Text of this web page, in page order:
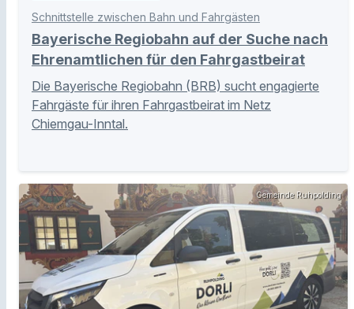
Schnittstelle zwischen Bahn und Fahrgästen
Bayerische Regiobahn auf der Suche nach
Ehrenamtlichen für den Fahrgastbeirat
Die Bayerische Regiobahn (BRB) sucht engagierte
Fahrgäste für ihren Fahrgastbeirat im Netz
Chiemgau-Inntal.
Gemeinde Ruhpolding